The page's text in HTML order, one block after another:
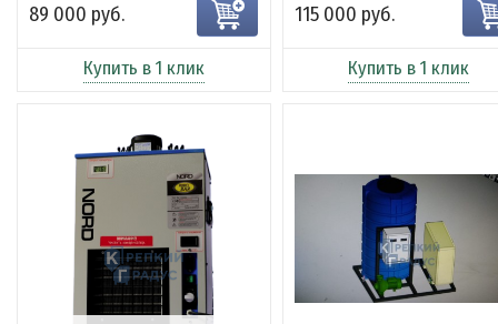
89 000 руб.
Купить в 1 клик
115 000 руб.
Купить в 1 клик